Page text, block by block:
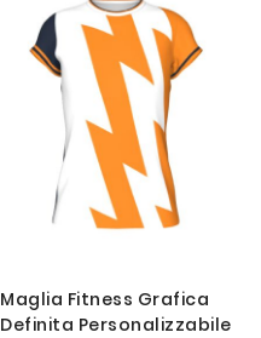
direzione
Maglia Fitness Grafica
Definita Personalizzabile